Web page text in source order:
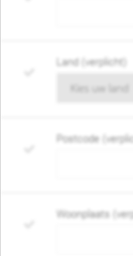
Land (verplicht)
Postcode
Woonplaats